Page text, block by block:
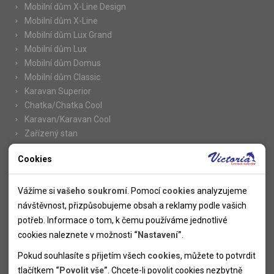
Mobilní dům X-Line Design
Mobilní dům X-Line
Mobilní dům Lux Grand
Mobilní dům Lux
Mobilní dům Domus
Mobilní dům Classic
Karavan Superior
Chatka/Chatka Cool
Karavan/Karavan Cool
Zařízený stan
Informace
Novinky
Kolektivy
SUPER FIRST MINUTE
Informace k letním pobytům
Informace o letecké dopravě
Cookies
Vážíme si vašeho soukromí . Pomocícookies analyzujeme
návštěvnost, přizpůsobujeme obsah a reklamy podle vašich
potřeb. Informace o tom, k čemu používáme jednotlivé
cookies naleznete v možnosti “Nastavení”
Pokud souhlasíte s přijetím všech cookies, můžete to potvrdit
tlačítkem “Povolit vše” . Chcete-li povolit cookies nezbytně
Nutné cookies pomáhají, aby byla webová stránka použitelná
tak, že umožní základní funkce jako navigace stránky a
přístup k zabezpečeným sekcím webové stránky. Webová
stránka nemůže správně fungovat bez těchto cookies.
Analytické cookies